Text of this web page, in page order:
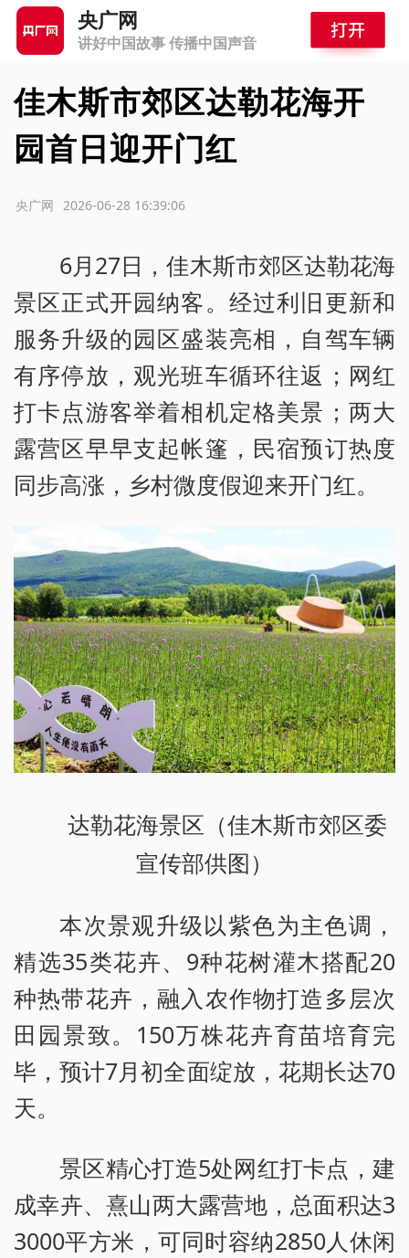
央广网
讲好中国故事 传播中国声音
佳木斯市郊区达勒花海开
园首日迎开门红
2026-06-28 16:39:06
央广网
6月27日，佳木斯市郊区达勒花海
景区正式开园纳客。经过利旧更新和
服务升级的园区盛装亮相，自驾车辆
有序停放，观光班车循环往返；网红
打卡点游客举着相机定格美景；两大
露营区早早支起帐篷，民宿预订热度
同步高涨，乡村微度假迎来开门红。
达勒花海景区（佳木斯市郊区委
宣传部供图）
本次景观升级以紫色为主色调，
精选35类花卉、9种花树灌木搭配20
种热带花卉，融入农作物打造多层次
田园景致。150万株花卉育苗培育完
毕，预计7月初全面绽放，花期长达70
天。
景区精心打造5处网红打卡点，建
成幸卉、熹山两大露营地，总面积达3
3000平方米，可同时容纳2850人休闲